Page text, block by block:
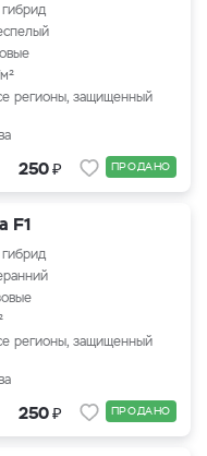
регионы, защищенный
250₽ ПРОДАНО
F1
регионы, защищенный
250₽ ПРОДАНО